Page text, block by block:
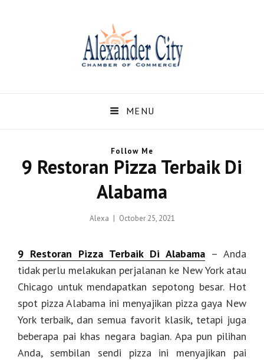
Dan Berita Terbaru
Alexander Alabama
Terbaru dari Kota Alexander Alabama di US
MENU
9 Restoran Pizza Terbaik Di
Alabama
Alexa
Posted
October 25, 2021
9 Restoran Pizza Terbaik Di Alabama – Anda
tidak perlu melakukan perjalanan ke New York atau
Chicago untuk mendapatkan sepotong besar. Hot
spot pizza Alabama ini menyajikan pizza gaya New
York terbaik, dan semua favorit klasik, tetapi juga
beberapa pai khas negara bagian. Apa pun pilihan
Anda, sembilan sendi pizza ini menyajikan pai
Follow Me